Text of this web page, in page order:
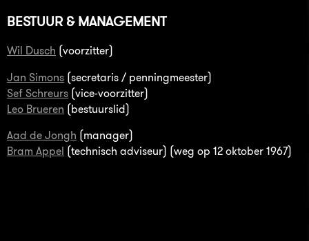
BESTUUR & MANAGEMENT
Wil Dusch (voorzitter)
Jan Simons (secretaris / penningmeester)
Sef Schreurs (vice-voorzitter)
Leo Brueren (bestuurslid)
Aad de Jongh (manager)
Bram Appel (technisch adviseur) (weg op 12 oktober 1967)